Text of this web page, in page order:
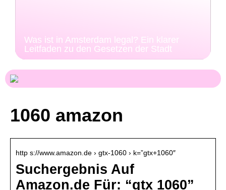
Was ist in Amsterdam legal? Ein klarer
Leitfaden zu den Gesetzen der Stadt
1060 amazon
http s://www.amazon.de › gtx-1060 › k=”gtx+1060″
Suchergebnis Auf
Amazon.de Für: “gtx 1060”